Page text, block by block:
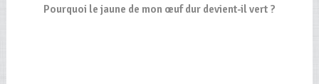
Pourquoi le jaune de mon œuf dur devient-il vert ?